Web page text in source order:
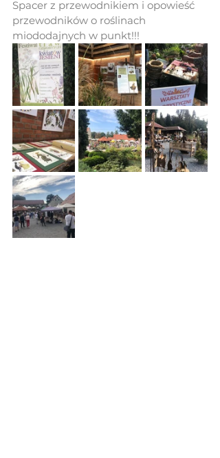
Spacer z przewodnikiem i opowieść
przewodników o roślinach
miododajnych w punkt!!!